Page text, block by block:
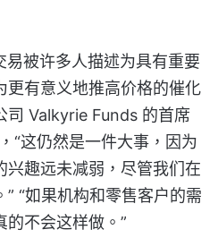
被许多人描述为具有重要
更有意义地推高价格的催化
司 Valkyrie Funds 的首席
“这仍然是一件大事，因为
兴趣远未减弱，尽管我们在
“如果机构和零售客户的需
的不会这样做。”